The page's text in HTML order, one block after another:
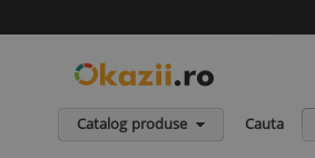
Catalog produse Cauta